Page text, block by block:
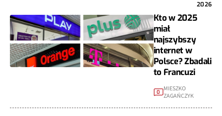
2026
Kto w 2025
miał
najszybszy
internet w
Polsce? Zbadali
to Francuzi
0 MIESZKO
ZAGAŃCZYK